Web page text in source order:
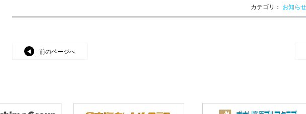
カテゴリ： お知ら
前のページへ